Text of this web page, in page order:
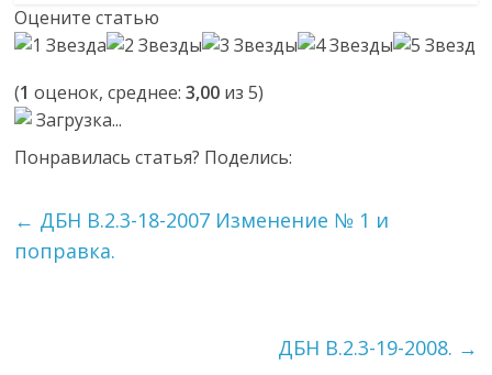
Оцените статью
(1 оценок, среднее:3,00 из 5)
Загрузка...
Понравилась статья? Поделись:
← ДБН В.2.3-18-2007 Изменение № 1 и
поправка.
ДБН В.2.3-19-2008. →